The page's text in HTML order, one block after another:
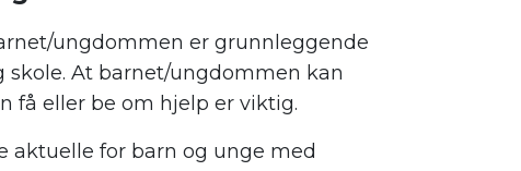
ungdommen er grunnleggende
At barnet/ungdommen kan
få eller be om hjelp er viktig.
aktuelle for barn og unge med